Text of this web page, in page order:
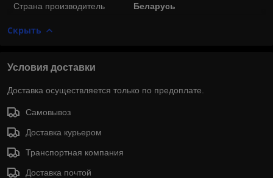
Страна производитель
Беларусь
Скрыть
Условия доставки
Доставка осуществляется только по предоплате.
Самовывоз
Доставка курьером
Транспортная компания
Доставка почтой